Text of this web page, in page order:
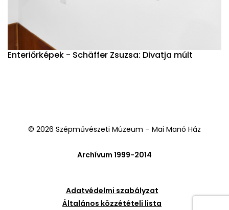
Enteriőrképek - Schäffer Zsuzsa: Divatja múlt
© 2026 Szépművészeti Múzeum – Mai Manó Ház
Archívum 1999-2014
Adatvédelmi szabályzat
Általános közzétételi lista